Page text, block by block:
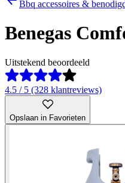
Bbq accessoires &
Benegas
Uitstekend beoordeeld
4.5 / 5 (328 klantreviews)
Opslaan in Favorieten